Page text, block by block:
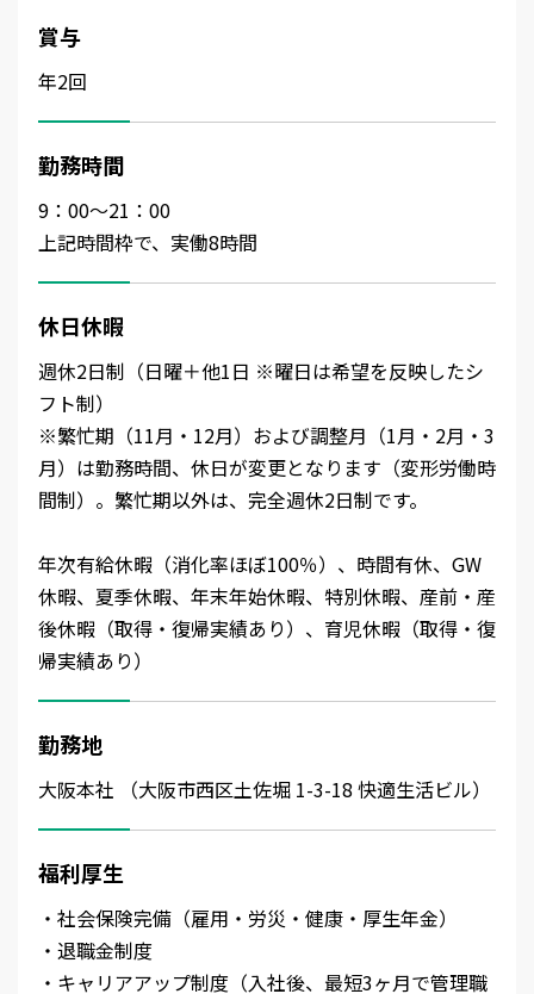
賞与
年2回
勤務時間
9：00～21：00
上記時間枠で、実働8時間
休日休暇
週休2日制（日曜＋他1日 ※曜日は希望を反映したシ
フト制）
※繁忙期（11月・12月）および調整月（1月・2月・3
月）は勤務時間、休日が変更となります（変形労働時
間制）。繁忙期以外は、完全週休2日制です。
年次有給休暇（消化率ほぼ100％）、時間有休、GW
休暇、夏季休暇、年末年始休暇、特別休暇、産前・産
後休暇（取得・復帰実績あり）、育児休暇（取得・復
帰実績あり）
勤務地
大阪本社 （大阪市西区土佐堀 1-3-18 快適生活ビル）
福利厚生
・社会保険完備（雇用・労災・健康・厚生年金）
・退職金制度
・キャリアアップ制度（入社後、最短3ヶ月で管理職